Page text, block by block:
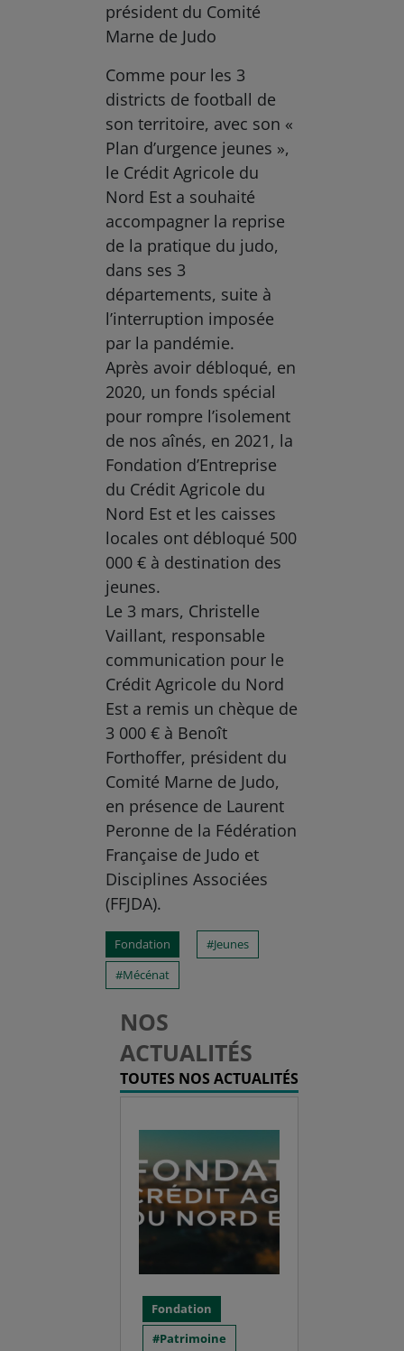
président du Comité
Marne de Judo
Comme pour les 3
districts de football de
son territoire, avec son «
Plan d’urgence jeunes »,
le Crédit Agricole du
Nord Est a souhaité
accompagner la reprise
de la pratique du judo,
dans ses 3
départements, suite à
l’interruption imposée
par la pandémie.
Après avoir débloqué, en
2020, un fonds spécial
pour rompre l’isolement
de nos aînés, en 2021, la
Fondation d’Entreprise
du Crédit Agricole du
Nord Est et les caisses
locales ont débloqué 500
000 € à destination des
jeunes.
Le 3 mars, Christelle
Vaillant, responsable
communication pour le
Crédit Agricole du Nord
Est a remis un chèque de
3 000 € à Benoît
Forthoffer, président du
Comité Marne de Judo,
en présence de Laurent
Peronne de la Fédération
Française de Judo et
Disciplines Associées
(FFJDA).
Fondation
Jeunes
Mécénat
NOS
ACTUALITÉS
TOUTES NOS ACTUALITÉS
Fondation
Patrimoine